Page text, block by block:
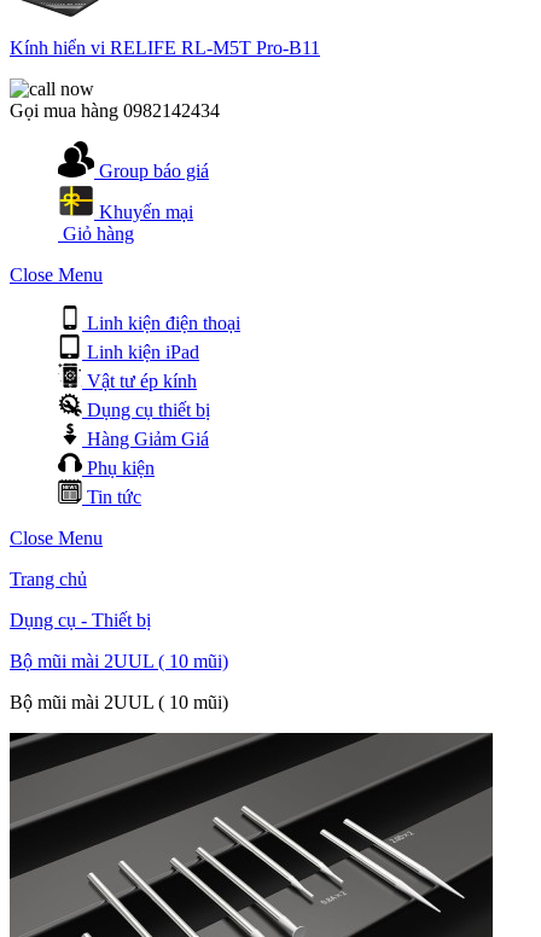
Kính hiển vi RELIFE RL-M5T Pro-B11
Gọi mua hàng 0982142434
Group báo giá
Khuyến mại
Giỏ hàng
Close Menu
Linh kiện điện thoại
Linh kiện iPad
Vật tư ép kính
Dụng cụ thiết bị
Hàng Giảm Giá
Phụ kiện
Tin tức
Close Menu
Trang chủ
Dụng cụ - Thiết bị
Bộ mũi mài 2UUL ( 10 mũi)
Bộ mũi mài 2UUL ( 10 mũi)